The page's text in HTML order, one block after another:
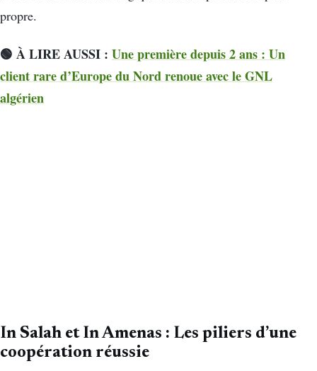
propre.
🟢 À LIRE AUSSI : Une première depuis 2 ans : Un
client rare d’Europe du Nord renoue avec le GNL
algérien
In Salah et In Amenas : Les piliers d’une
coopération réussie